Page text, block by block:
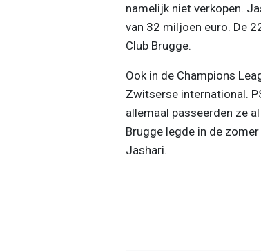
namelijk niet verkopen.
van 32 miljoen euro. De
Club Brugge.
Ook in de Champions
Zwitserse international.
allemaal passeerden ze
Brugge legde in de
Jashari.